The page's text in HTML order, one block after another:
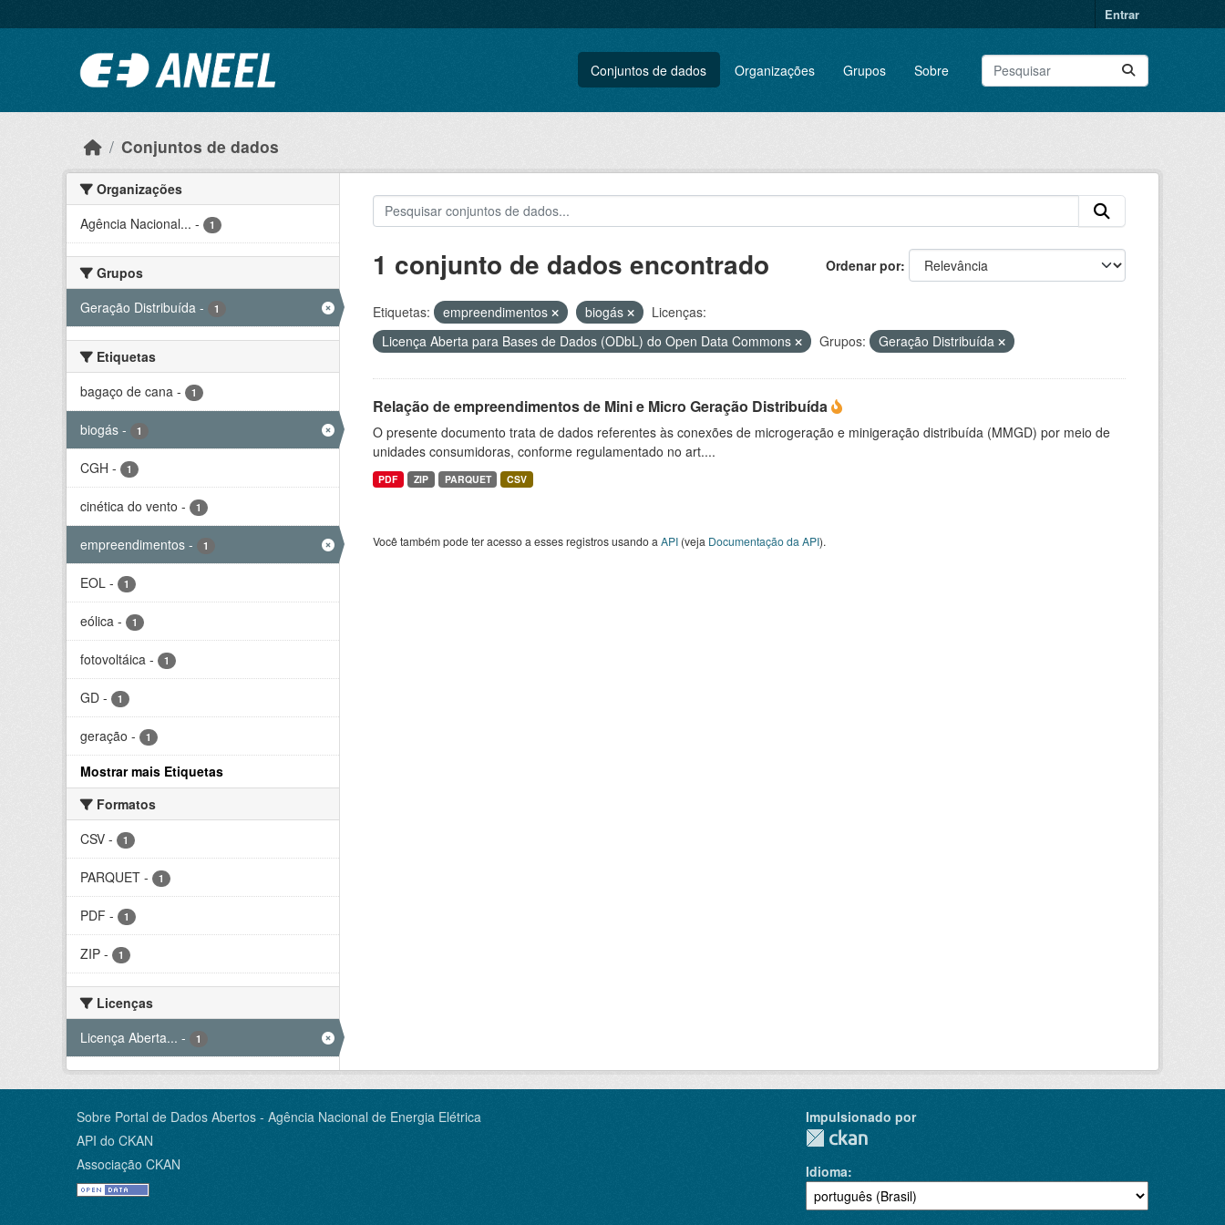
Entrar
Conjuntos de dados Organizações Grupos Sobre
Conjuntos de dados
Organizações
Agência Nacional... - 1
Grupos
Geração Distribuída - 1
Etiquetas
bagaço de cana - 1
biogás - 1
CGH - 1
cinética do vento - 1
empreendimentos - 1
EOL - 1
eólica - 1
fotovoltáica - 1
GD - 1
geração - 1
Mostrar mais Etiquetas
Formatos
CSV - 1
PARQUET - 1
PDF - 1
ZIP - 1
Licenças
Licença Aberta... - 1
Ordenar por
1 conjunto de dados encontrado
Etiquetas: empreendimentos biogás
Licenças:
Licença Aberta para Bases de Dados (ODbL) do Open Data Commons
Grupos: Geração Distribuída
Relação de empreendimentos de Mini e Micro Geração Distribuída
O presente documento trata de dados referentes às conexões de microgeração e minigeração distribuída (MMGD) por meio de
unidades consumidoras, conforme regulamentado no art....
PDF ZIP PARQUET CSV
Você também pode ter acesso a esses registros usando a API(veja Documentação da API).
Sobre Portal de Dados Abertos - Agência Nacional de Energia Elétrica
API do CKAN
Associação CKAN
Impulsionado por
Idioma